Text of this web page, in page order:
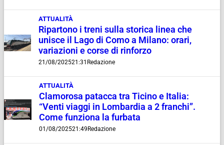
ATTUALITÀ
Ripartono i treni sulla storica linea che
unisce il Lago di Como a Milano: orari,
variazioni e corse di rinforzo
21/08/202521:31 Redazione
ATTUALITÀ
Clamorosa patacca tra Ticino e Italia:
“Venti viaggi in Lombardia a 2 franchi”.
Come funziona la furbata
01/08/202521:49Redazione